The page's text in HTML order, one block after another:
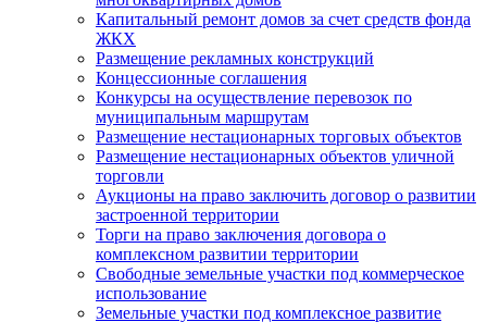
Капитальный ремонт домов за счет средств фонда
ЖКХ
Размещение рекламных конструкций
Концессионные соглашения
Конкурсы на осуществление перевозок по
муниципальным маршрутам
Размещение нестационарных торговых объектов
Размещение нестационарных объектов уличной
торговли
Аукционы на право заключить договор о развитии
застроенной территории
Торги на право заключения договора о
комплексном развитии территории
Свободные земельные участки под коммерческое
использование
Земельные участки под комплексное развитие